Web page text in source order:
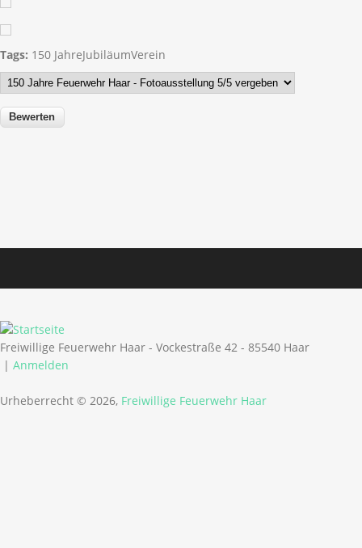
Tags: 150 JahreJubiläumVerein
Freiwillige Feuerwehr Haar - Vockestraße 42 - 85540 Haar
| Anmelden
Urheberrecht © 2026, Freiwillige Feuerwehr Haar